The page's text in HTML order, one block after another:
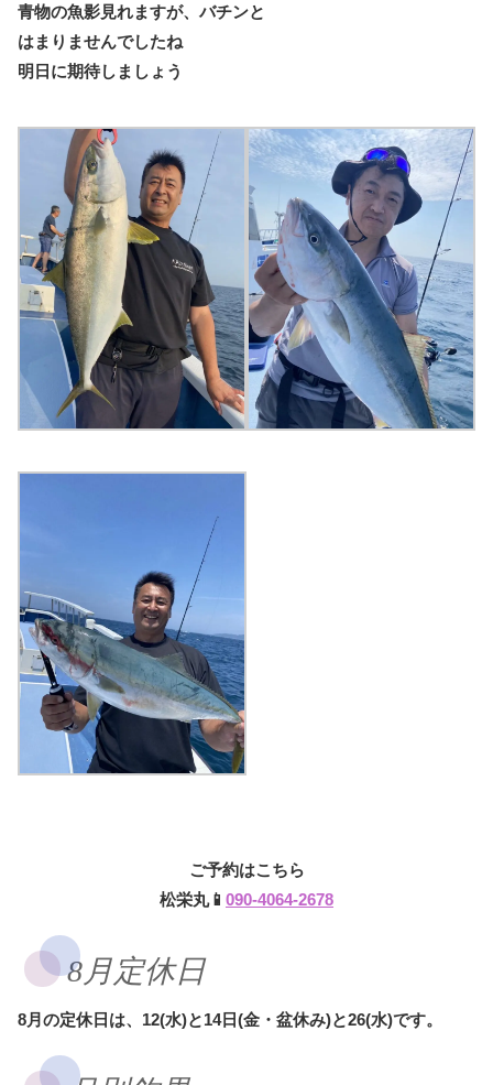
青物の魚影見れますが、バチンと
はまりませんでしたね
明日に期待しましょう
ご予約はこちら
松栄丸📱 090-4064-2678
8月定休日
8月の定休日は、12(水)と14日(金・盆休み)と26(水)です。